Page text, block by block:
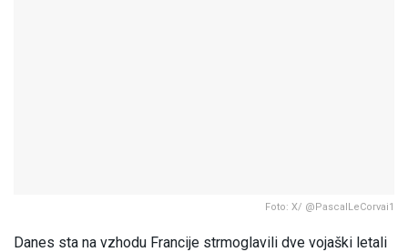
Foto: X/ @PascalLeCorvai1
Danes sta na vzhodu Francije strmoglavili dve vojaški letali